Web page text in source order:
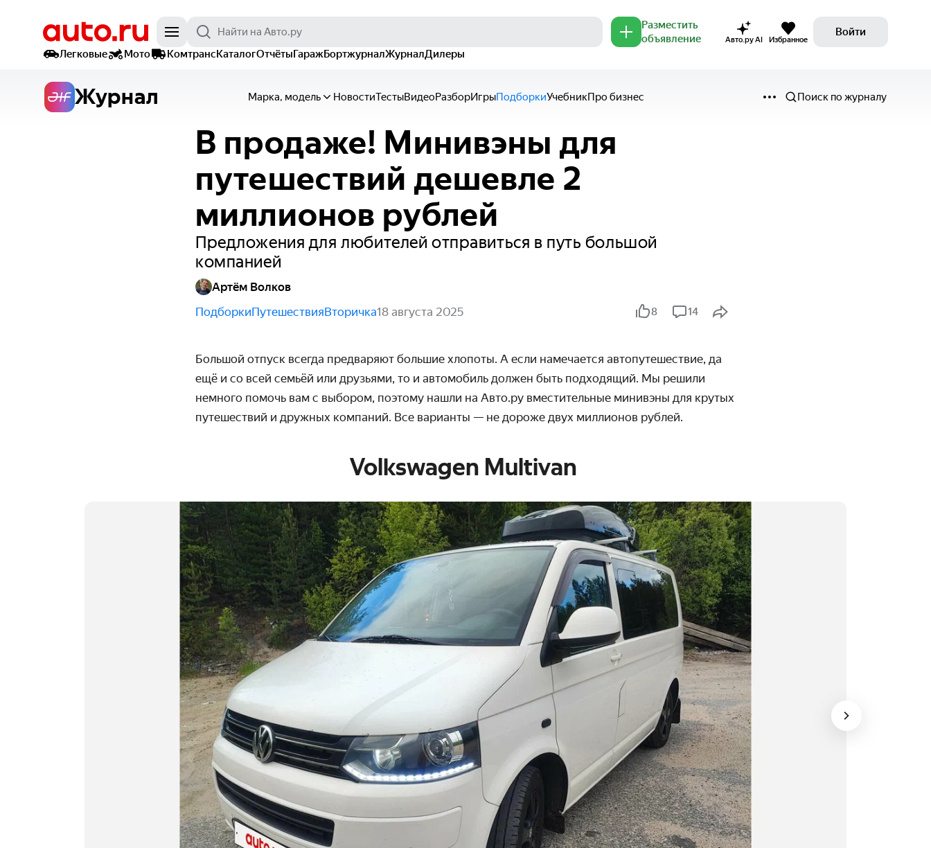
Разместить
объявление
Авто.ру AI Избранное
Войти
Легковые
Мото КомтрансКаталогОтчётыГаражБортжурналЖурналДилеры
Журнал Марка, модель НовостиТестыВидеоРазборИгрыПодборкиУчебникПро бизнес Поиск по журналу
В продаже! Минивэны для
путешествий дешевле 2
миллионов рублей
Предложения для любителей отправиться в путь большой
компанией
Артём Волков
ПодборкиПутешествияВторичка18 августа 2025 8 14
Большой отпуск всегда предваряют большие хлопоты. А если намечается автопутешествие, да
ещё и со всей семьёй или друзьями, то и автомобиль должен быть подходящий. Мы решили
немного помочь вам с выбором, поэтому нашли на Авто.ру вместительные минивэны для крутых
путешествий и дружных компаний. Все варианты — не дороже двух миллионов рублей.
Volkswagen Multivan